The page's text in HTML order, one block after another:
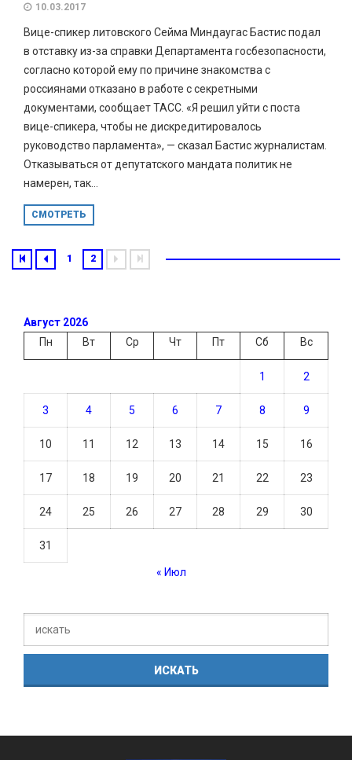
10.03.2017
Вице-спикер литовского Сейма Миндаугас Бастис подал
в отставку из-за справки Департамента госбезопасности,
согласно которой ему по причине знакомства с
россиянами отказано в работе с секретными
документами, сообщает ТАСС. «Я решил уйти с поста
вице-спикера, чтобы не дискредитировалось
руководство парламента», — сказал Бастис журналистам.
Отказываться от депутатского мандата политик не
намерен, так...
СМОТРЕТЬ
1 2
Август 2026
Пн
Вт Ср Чт Пт Сб Вс
1 2
3 4 5 6 7 8 9
10 11 12 13 14 15 16
17 18 19 20 21 22 23
24 25 26 27 28 29 30
31
« Июл